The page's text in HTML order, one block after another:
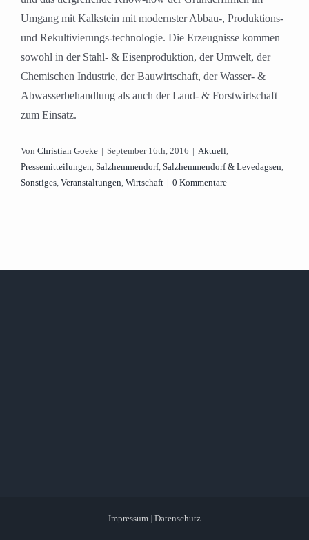
Umgang mit Kalkstein mit modernster Abbau-, Produktions-
und Rekultivierungs-technologie. Die Erzeugnisse kommen
sowohl in der Stahl- & Eisenproduktion, der Umwelt, der
Chemischen Industrie, der Bauwirtschaft, der Wasser- &
Abwasserbehandlung als auch der Land- & Forstwirtschaft
zum Einsatz.
Von Christian Goeke | September 16th, 2016 | Aktuell,
Pressemitteilungen, Salzhemmendorf, Salzhemmendorf & Levedagsen,
Sonstiges, Veranstaltungen, Wirtschaft | 0 Kommentare
Impressum | Datenschutz